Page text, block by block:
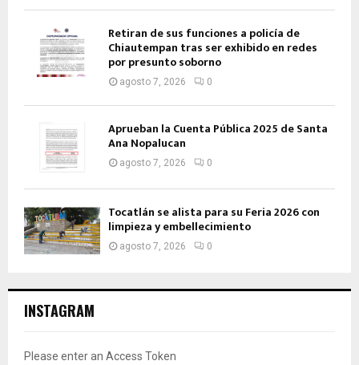
Retiran de sus funciones a policía de
Chiautempan tras ser exhibido en redes
por presunto soborno
agosto 7, 2026 0
Aprueban la Cuenta Pública 2025 de Santa
Ana Nopalucan
agosto 7, 2026 0
Tocatlán se alista para su Feria 2026 con
limpieza y embellecimiento
agosto 7, 2026 0
INSTAGRAM
Please enter an Access Token